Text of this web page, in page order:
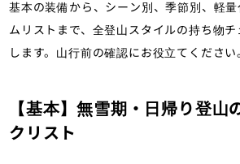
基本の装備から、シーン別、季節別、軽
ムリストまで、全登山スタイルの持ち物
します。山行前の確認にお役立てください。
【基本】無雪期・日帰り登山
クリスト